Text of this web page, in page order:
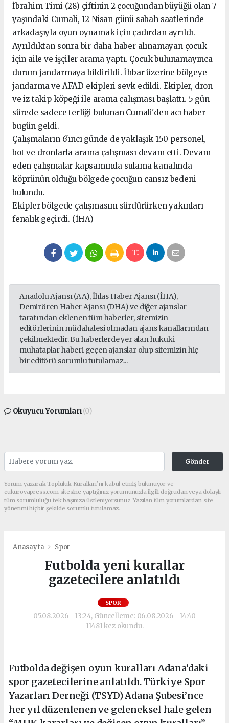
İbrahim Timi (28) çiftinin 2 çocuğundan büyüğü olan 7
yaşındaki Cumali, 12 Nisan günü sabah saatlerinde
arkadaşıyla oyun oynamak için çadırdan ayrıldı.
Ayrıldıktan sonra bir daha haber alınamayan çocuk
için aile ve işçiler arama yaptı. Çocuk bulunamayınca
durum jandarmaya bildirildi. İhbar üzerine bölgeye
jandarma ve AFAD ekipleri sevk edildi. Ekipler, dron
ve iz takip köpeği ile arama çalışması başlattı. 5 gün
sürede sadece terliği bulunan Cumali'den acı haber
bugün geldi.
Çalışmaların 6'ıncı günde de yaklaşık 150 personel,
bot ve dronlarla arama çalışması devam etti. Devam
eden çalışmalar kapsamında sulama kanalında
köprünün olduğu bölgede çocuğun cansız bedeni
bulundu.
Ekipler bölgede çalışmasını sürdürürken yakınları
fenalık geçirdi. (İHA)
Anadolu Ajansı (AA), İhlas Haber Ajansı (İHA),
Demirören Haber Ajansı (DHA) ve diğer ajanslar
tarafından eklenen tüm haberler, sitemizin
editörlerinin müdahalesi olmadan ajans kanallarından
çekilmektedir. Bu haberlerde yer alan hukuki
muhataplar haberi geçen ajanslar olup sitemizin hiç
bir editörü sorumlu tutulamaz...
Okuyucu Yorumları(0)
Gönder
Yorum yazarak Topluluk Kuralları’nı kabul etmiş bulunuyor ve
cukurovapress.com sitesine yaptığınız yorumunuzla ilgili doğrudan veya dolaylı
tüm sorumluluğu tek başınıza üstleniyorsunuz. Yazılan tüm yorumlardan site
yönetimi hiçbir şekilde sorumlu tutulamaz.
Anasayfa Spor
Futbolda yeni kurallar
gazetecilere anlatıldı
SPOR
05.08.2026 - 13:24, Güncelleme: 06.08.2026 - 14:40
11481 kez okundu.
Futbolda değişen oyun kuralları Adana’daki
spor gazetecilerine anlatıldı. Türkiye Spor
Yazarları Derneği (TSYD) Adana Şubesi’nce
her yıl düzenlenen ve geleneksel hale gelen